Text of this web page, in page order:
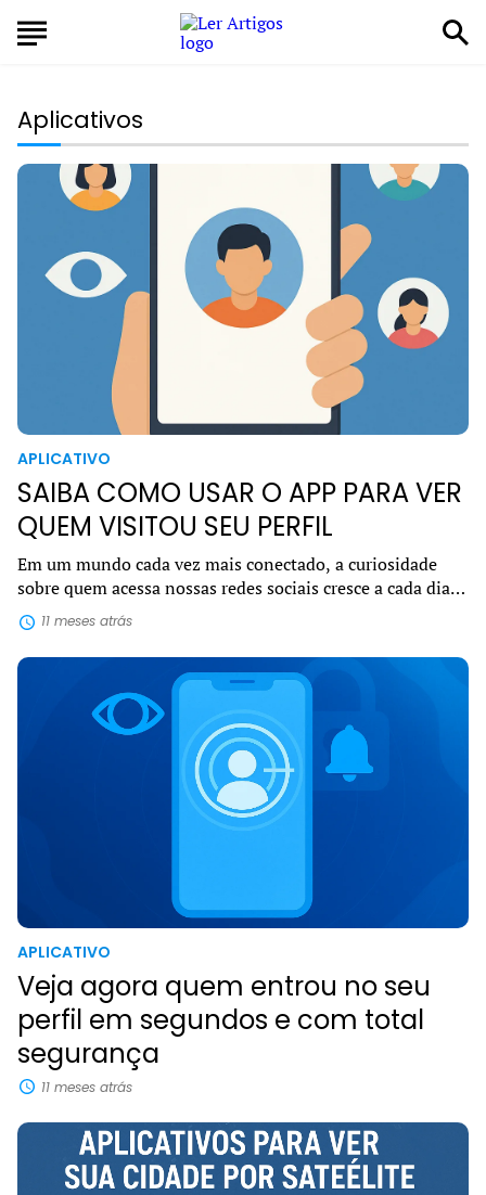
Aplicativos
APLICATIVO
SAIBA COMO USAR O APP PARA VER
QUEM VISITOU SEU PERFIL
Em um mundo cada vez mais conectado, a curiosidade
sobre quem acessa nossas redes sociais cresce a cada dia.
Por isso, o interesse em encontrar um app para ver quem
visitou seu perfil se tornou u...
11 meses atrás
APLICATIVO
Veja agora quem entrou no seu
perfil em segundos e com total
segurança
11 meses atrás